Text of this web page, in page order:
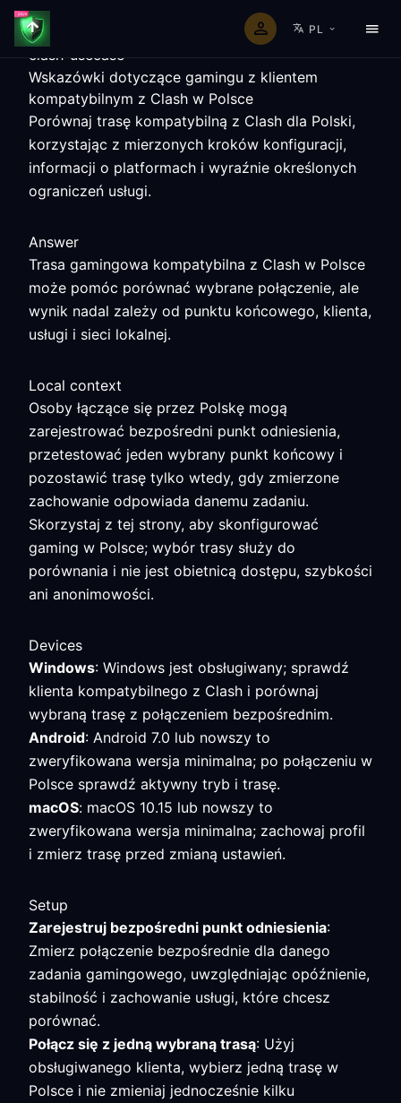
PL
clash-usecase
Wskazówki dotyczące gamingu z klientem
kompatybilnym z Clash w Polsce
Porównaj trasę kompatybilną z Clash dla Polski,
korzystając z mierzonych kroków konfiguracji,
informacji o platformach i wyraźnie określonych
ograniczeń usługi.
Answer
Trasa gamingowa kompatybilna z Clash w Polsce
może pomóc porównać wybrane połączenie, ale
wynik nadal zależy od punktu końcowego, klienta,
usługi i sieci lokalnej.
Local context
Osoby łączące się przez Polskę mogą
zarejestrować bezpośredni punkt odniesienia,
przetestować jeden wybrany punkt końcowy i
pozostawić trasę tylko wtedy, gdy zmierzone
zachowanie odpowiada danemu zadaniu.
Skorzystaj z tej strony, aby skonfigurować
gaming w Polsce; wybór trasy służy do
porównania i nie jest obietnicą dostępu, szybkości
ani anonimowości.
Devices
Windows: Windows jest obsługiwany; sprawdź
klienta kompatybilnego z Clash i porównaj
wybraną trasę z połączeniem bezpośrednim.
Android: Android 7.0 lub nowszy to
zweryfikowana wersja minimalna; po połączeniu w
Polsce sprawdź aktywny tryb i trasę.
macOS: macOS 10.15 lub nowszy to
zweryfikowana wersja minimalna; zachowaj profil
i zmierz trasę przed zmianą ustawień.
Setup
Zarejestruj bezpośredni punkt odniesienia:
Zmierz połączenie bezpośrednie dla danego
zadania gamingowego, uwzględniając opóźnienie,
stabilność i zachowanie usługi, które chcesz
porównać.
Połącz się z jedną wybraną trasą: Użyj
obsługiwanego klienta, wybierz jedną trasę w
Polsce i nie zmieniaj jednocześnie kilku